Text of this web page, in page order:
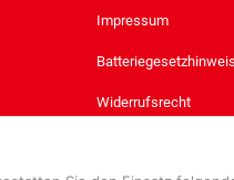
Impressum
Widerrufsrecht